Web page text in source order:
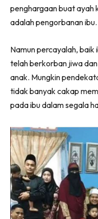
penghargaan buat ayah
adalah pengorbanan ibu.
Namun percayalah,
telah berkorban jiwa
anak. Mungkin
tidak banyak cakap
pada ibu dalam segala